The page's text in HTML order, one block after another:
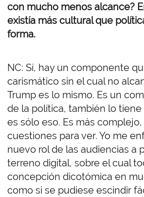
con mucho menos alcance?
existía más cultural que
forma.
NC: Sí, hay un componente
carismático sin el cual no
Trump es lo mismo. Es un
de la política, también lo tiene
es sólo eso. Es más
cuestiones para ver. Yo me
nuevo rol de las audiencias a
terreno digital, sobre el cual
concepción dicotómica en
como si se pudiese escindir